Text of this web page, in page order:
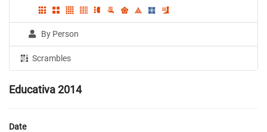
By Person
Scrambles
Educativa 2014
Date